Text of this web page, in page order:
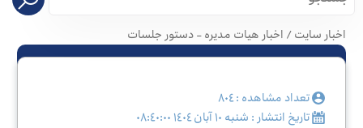
اخبار سایت / اخبار هیات مدیره - دستور جلسات
تعداد مشاهده : ٨٠٤
تاریخ انتشار : شنبه ١٠ آبان ١٤٠٤ ٠٨:٤٠:٠٠
صدور